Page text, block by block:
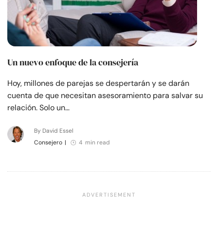
Un nuevo enfoque de la consejería
Hoy, millones de parejas se despertarán y se darán
cuenta de que necesitan asesoramiento para salvar su
relación. Solo un…
By David Essel
Consejero | 4 min read